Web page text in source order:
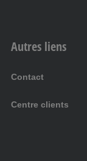
Autres liens
Contact
Centre clients